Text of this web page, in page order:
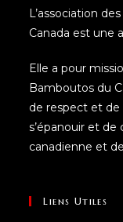
L’association
Canada est une
Elle a pour
Bamboutos du
de respect et
s’épanouir et de
canadienne et
Liens Utiles